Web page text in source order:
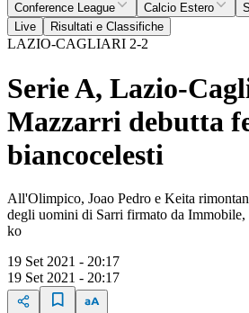
Conference League
Calcio Estero
Live
Risultati e Classifiche
LAZIO-CAGLIARI 2-2
Serie A, Lazio-
Mazzarri debutta
biancocelesti
All'Olimpico, Joao Pedro e Keita
degli uomini di Sarri firmato da
ko
19 Set 2021 - 20:17
19 Set 2021 - 20:17